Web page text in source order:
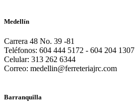
Medellín
Carrera 48 No. 39 -81
Teléfonos: 604 444 5172 - 604 204 1307
Celular: 313 262 6344
Correo: medellin@ferreteriajrc.com
Barranquilla